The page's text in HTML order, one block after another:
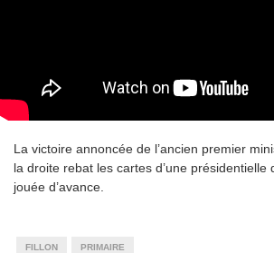
La victoire annoncée de l’ancien premier
la droite rebat les cartes d’une présidentielle
jouée d’avance.
FILLON PRIMAIRE